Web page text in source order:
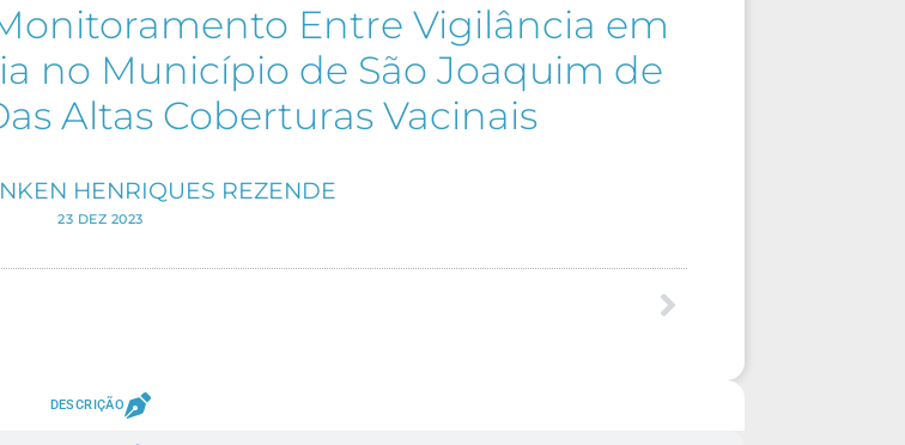
Entre Vigilância em
no Município de São Joaquim de
Altas Coberturas Vacinais
HENRIQUES REZENDE
23 DEZ 2023
DESCRIÇÃO